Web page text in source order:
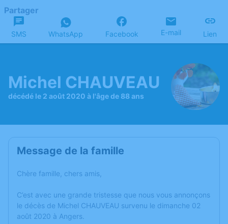
Partager
SMS WhatsApp Facebook E-mail Lien
Michel CHAUVEAU
décédé le 2 août 2020 à l'âge de 88 ans
Message de la famille
Chère famille, chers amis,
C’est avec une grande tristesse que nous vous annonçons
le décès de Michel CHAUVEAU survenu le dimanche 02
août 2020 à Angers.